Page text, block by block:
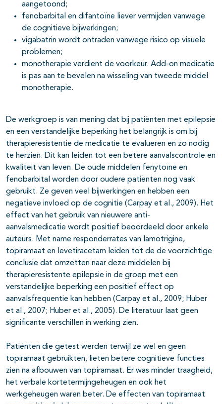
aangetoond;
fenobarbital en difantoïne liever vermijden vanwege
de cognitieve bijwerkingen;
vigabatrin wordt ontraden vanwege risico op visuele
problemen;
monotherapie verdient de voorkeur. Add-on medicatie
is pas aan te bevelen na wisseling van tweede middel
monotherapie.
De werkgroep is van mening dat bij patiënten met epilepsie
en een verstandelijke beperking het belangrijk is om bij
therapieresistentie de medicatie te evalueren en zo nodig
te herzien. Dit kan leiden tot een betere aanvalscontrole en
kwaliteit van leven. De oude middelen fenytoïne en
fenobarbital worden door oudere patiënten nog vaak
gebruikt. Ze geven veel bijwerkingen en hebben een
negatieve invloed op de cognitie (Carpay et al., 2009). Het
effect van het gebruik van nieuwere anti-
aanvalsmedicatie wordt positief beoordeeld door enkele
auteurs. Met name responderrates van lamotrigine,
topiramaat en levetiracetam leiden tot de de voorzichtige
conclusie dat omzetten naar deze middelen bij
therapieresistente epilepsie in de groep met een
verstandelijke beperking een positief effect op
aanvalsfrequentie kan hebben (Carpay et al., 2009; Huber
et al., 2007; Huber et al., 2005). De literatuur laat geen
significante verschillen in werking zien.
Patiënten die getest werden terwijl ze wel en geen
topiramaat gebruikten, lieten betere cognitieve functies
zien na afbouwen van topiramaat. Er was minder traagheid,
het verbale kortetermijngeheugen en ook het
werkgeheugen waren beter. De effecten van topiramaat